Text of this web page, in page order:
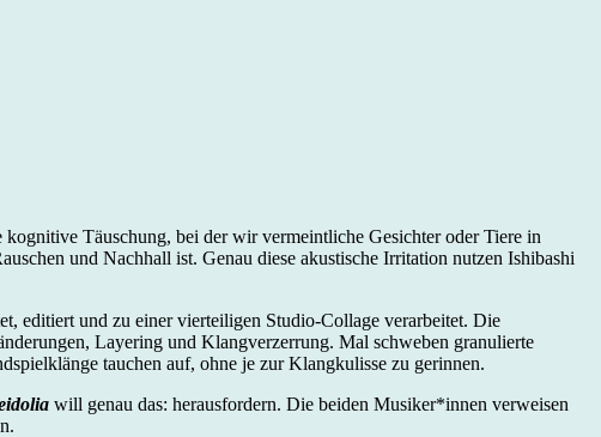
Täuschung, bei der wir vermeintliche Gesichter oder Tiere in
und Nachhall ist. Genau diese akustische Irritation nutzen Ishibashi
editiert und zu einer vierteiligen Studio-Collage verarbeitet. Die
Layering und Klangverzerrung. Mal schweben granulierte
tauchen auf, ohne je zur Klangkulisse zu gerinnen.
will genau das: herausfordern. Die beiden Musiker*innen verweisen